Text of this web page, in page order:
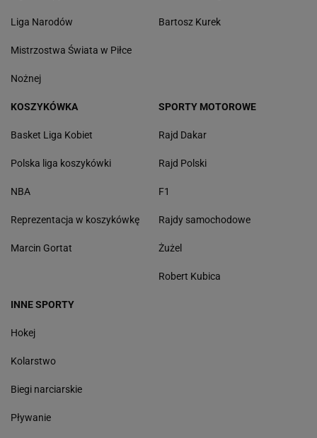
Liga Narodów
Mistrzostwa Świata w Piłce
Nożnej
Bartosz Kurek
KOSZYKÓWKA
Basket Liga Kobiet
Polska liga koszykówki
NBA
Reprezentacja w koszykówkę
Marcin Gortat
SPORTY MOTOROWE
Rajd Dakar
Rajd Polski
F1
Rajdy samochodowe
Żużel
Robert Kubica
INNE SPORTY
Hokej
Kolarstwo
Biegi narciarskie
Pływanie